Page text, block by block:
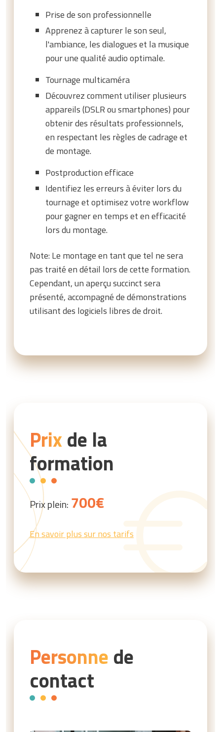
Prise de son professionnelle
Apprenez à capturer le son seul,
l'ambiance, les dialogues et la musique
pour une qualité audio optimale.
Tournage multicaméra
Découvrez comment utiliser plusieurs
appareils (DSLR ou smartphones) pour
obtenir des résultats professionnels,
en respectant les règles de cadrage et
de montage.
Postproduction efficace
Identifiez les erreurs à éviter lors du
tournage et optimisez votre workflow
pour gagner en temps et en efficacité
lors du montage.
Note: Le montage en tant que tel ne sera
pas traité en détail lors de cette formation.
Cependant, un aperçu succinct sera
présenté, accompagné de démonstrations
utilisant des logiciels libres de droit.
Prixde la
formation
Prix plein: 700€
En savoir plus sur nos tarifs
Personnede
contact